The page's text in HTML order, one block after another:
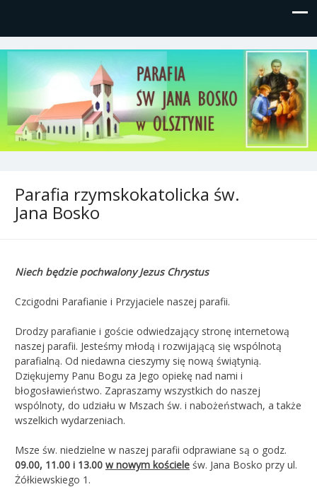
Parafia św, Jana Bosko w
Olsztynie
Gutkowo, ul. Żółkiewskiego 1
Parafia rzymskokatolicka św.
Jana Bosko
Niech będzie pochwalony Jezus Chrystus
Czcigodni Parafianie i Przyjaciele naszej parafii.
Drodzy parafianie i goście odwiedzający stronę internetową
naszej parafii. Jesteśmy młodą i rozwijającą się wspólnotą
parafialną. Od niedawna cieszymy się nową świątynią.
Dziękujemy Panu Bogu za Jego opiekę nad nami i
błogosławieństwo. Zapraszamy wszystkich do naszej
wspólnoty, do udziału w Mszach św. i nabożeństwach, a także
wszelkich wydarzeniach.
Msze św. niedzielne w naszej parafii odprawiane są o godz.
09.00, 11.00 i 13.00 w nowym kościele św. Jana Bosko przy ul.
Żółkiewskiego 1.